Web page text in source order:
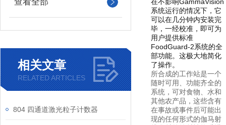
相关文章
RELATED ARTICLES
804 四通道激光粒子计数器
系统运行的情况下，它
可以在几分钟内安装完
毕，一经校准，即可为
用户提供标准
FoodGuard-2系统的全
部功能。这极大地简化
了操作。
所合成的工作站是一个
随时可用、功能齐全的
系统，可对食物、水和
其他农产品，这些含有
在事故或事件后可能出
现的任何形式的伽马射